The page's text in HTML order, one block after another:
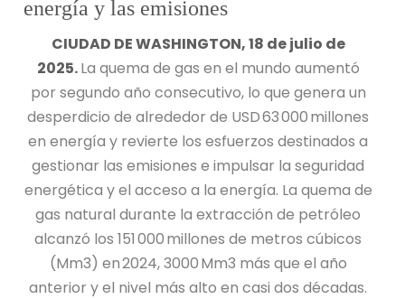
energía y las emisiones
CIUDAD DE WASHINGTON, 18 de julio de
2025.La quema de gas en el mundo aumentó
por segundo año consecutivo, lo que genera un
desperdicio de alrededor de USD 63 000 millones
en energía y revierte los esfuerzos destinados a
gestionar las emisiones e impulsar la seguridad
energética y el acceso a la energía. La quema de
gas natural durante la extracción de petróleo
alcanzó los 151 000 millones de metros cúbicos
(Mm3) en 2024, 3000 Mm3 más que el año
anterior y el nivel más alto en casi dos décadas.